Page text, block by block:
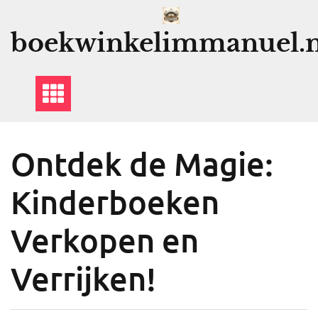
Ontdek de Magie:
Kinderboeken
Verkopen en
Verrijken!